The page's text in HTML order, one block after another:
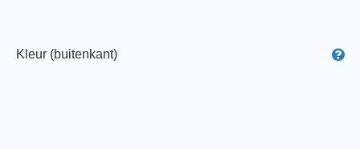
Kleur (buitenkant)